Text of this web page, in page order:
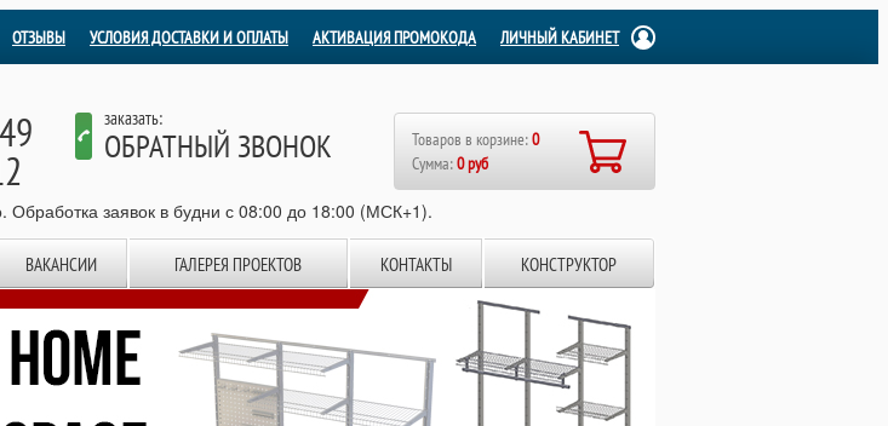
ЛИЧНЫЙ КАБИНЕТ
АКТИВАЦИЯ ПРОМОКОДА
УСЛОВИЯ ДОСТАВКИ И ОПЛАТЫ
ОТЗЫВЫ
заказать:
ОБРАТНЫЙ ЗВОНОК Товаров в корзине:0
Сумма:0 руб
Обработка заявок в будни с 08:00 до 18:00 (МСК+1).
ВАКАНСИИ ГАЛЕРЕЯ ПРОЕКТОВ КОНТАКТЫ КОНСТРУКТОР